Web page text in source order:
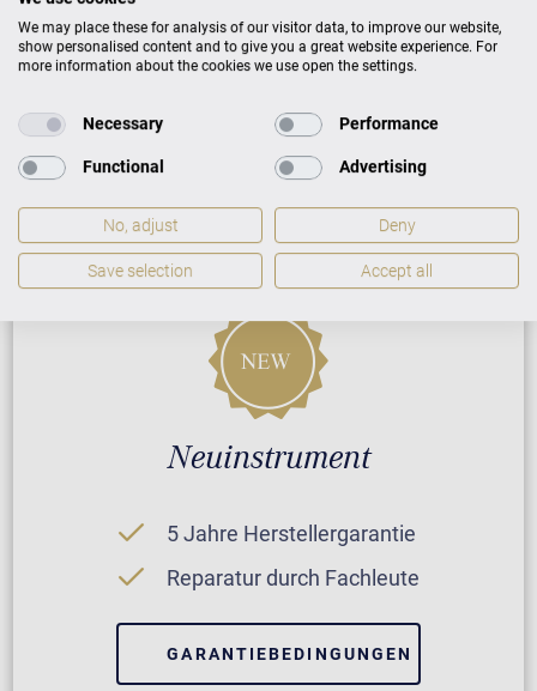
ZUSATZLEISTUNGEN FÜR C. BECHSTEIN
ACADEMY ACADEMY A 228
PREISLISTE HERUNTERLADEN
Neuinstrument
5 Jahre Herstellergarantie
Reparatur durch Fachleute
GARANTIEBEDINGUNGEN
We may place these for analysis of our visitor data, to improve our website,
show personalised content and to give you a great website experience. For
more information about the cookies we use open the settings.
Necessary Performance
Functional Advertising
No, adjust Deny
Save selection Accept all